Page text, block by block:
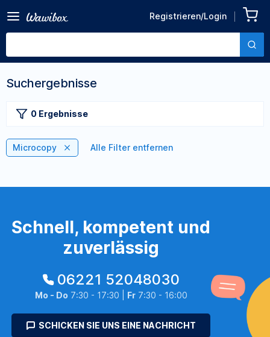
Registrieren/Login
Suchergebnisse
0 Ergebnisse
Microcopy Alle Filter entfernen
Schnell, kompetent und
zuverlässig
06221 52048030
Mo - Do 7:30 - 17:30 | Fr7:30 - 16:00
SCHICKEN SIE UNS EINE NACHRICHT